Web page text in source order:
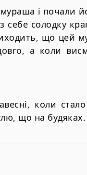
і почали
себе солодку
що цей
а коли
коли
що на будяках.